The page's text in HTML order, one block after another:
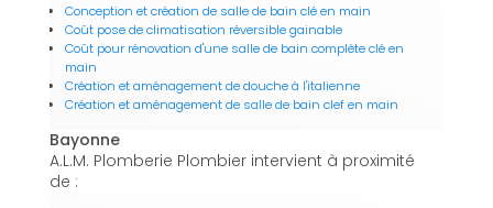
Conception et création de salle de bain clé en main
Coût pose de climatisation réversible gainable
Coût pour rénovation d'une salle de bain complète clé en
main
Création et aménagement de douche à l'italienne
Création et aménagement de salle de bain clef en main
Bayonne
A.L.M. Plomberie Plombier intervient à proximité
de :